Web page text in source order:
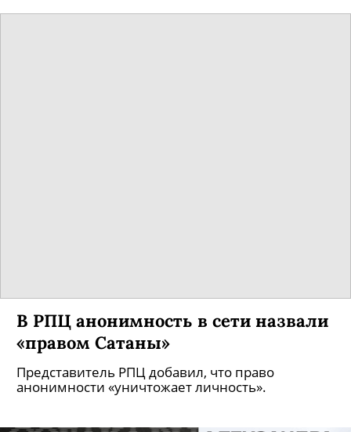
В РПЦ анонимность в сети назвали
«правом Сатаны»
Представитель РПЦ добавил, что право
анонимности «уничтожает личность».